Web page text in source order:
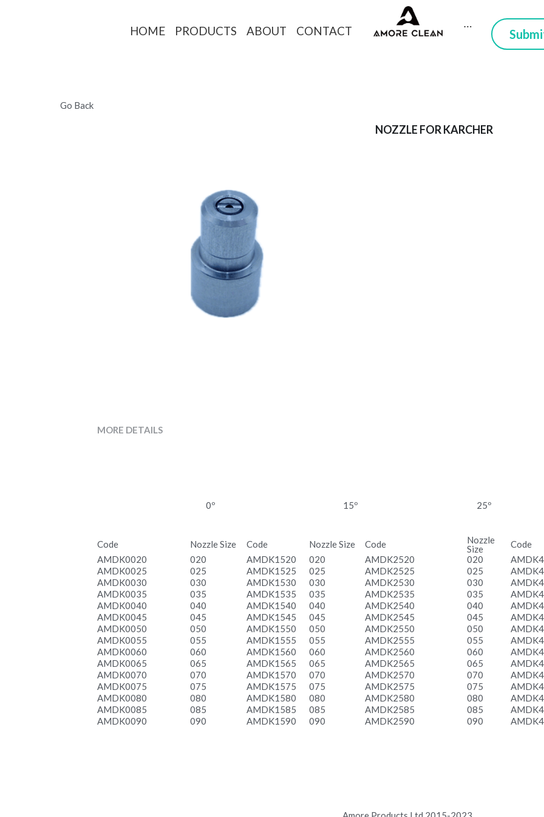
HOME PRODUCTS ABOUT CONTACT
Go Back
NOZZLE FOR KARCHER
MORE DETAILS
0º 15º 25º
Code Nozzle Size Code Nozzle Size Code
Nozzle
Size
Code
AMDK0020
020 AMDK1520 020 AMDK2520 020
AMDK0025
025 AMDK1525 025 AMDK2525 025
AMDK0030
030 AMDK1530 030 AMDK2530 030
AMDK0035
035 AMDK1535 035 AMDK2535 035
AMDK0040
040 AMDK1540 040 AMDK2540 040
AMDK0045
045 AMDK1545 045 AMDK2545 045
AMDK0050
050 AMDK1550 050 AMDK2550 050
AMDK0055
055 AMDK1555 055 AMDK2555 055
AMDK0060
060 AMDK1560 060 AMDK2560 060
AMDK0065
065 AMDK1565 065 AMDK2565 065
AMDK0070
070 AMDK1570 070 AMDK2570 070
AMDK0075
075 AMDK1575 075 AMDK2575 075
AMDK0080
080 AMDK1580 080 AMDK2580 080
AMDK0085
085 AMDK1585 085 AMDK2585 085
AMDK0090
090 AMDK1590 090 AMDK2590 090